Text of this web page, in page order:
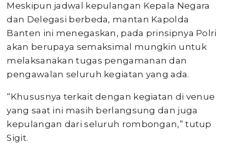
Meskipun jadwal kepulangan Kepala Negara
dan Delegasi berbeda, mantan Kapolda
Banten ini menegaskan, pada prinsipnya Polri
akan berupaya semaksimal mungkin untuk
melaksanakan tugas pengamanan dan
pengawalan seluruh kegiatan yang ada.
“Khususnya terkait dengan kegiatan di venue
yang saat ini masih berlangsung dan juga
kepulangan dari seluruh rombongan,” tutup
Sigit.